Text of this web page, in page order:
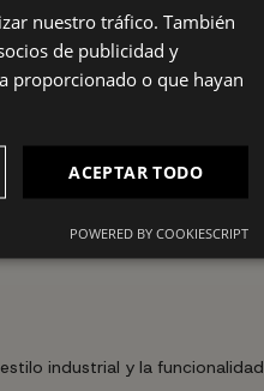
industrial y la
SPANISH
nuestro tráfico. También
de publicidad y
proporcionado o que hayan
ACEPTAR TODO
POWERED BY COOKIESCRIPT